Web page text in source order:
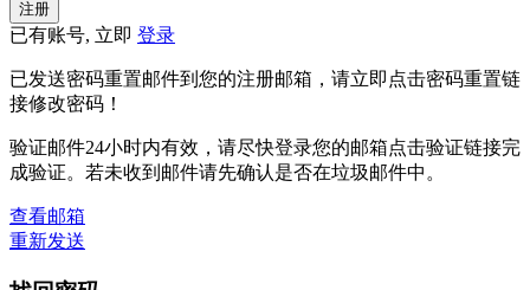
已有账号, 立即 登录
已发送密码重置邮件到您的注册邮箱，请立即点击密码重置链
接修改密码！
验证邮件24小时内有效，请尽快登录您的邮箱点击验证链接完
成验证。若未收到邮件请先确认是否在垃圾邮件中。
查看邮箱
重新发送